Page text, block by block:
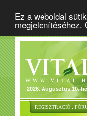
Ez a weboldal
megjelenítéséhez.
2026. Augusztus 10.
REGISZTRÁCIÓ :